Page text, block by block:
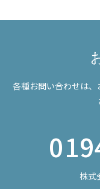
各種お問い合わせは
株式